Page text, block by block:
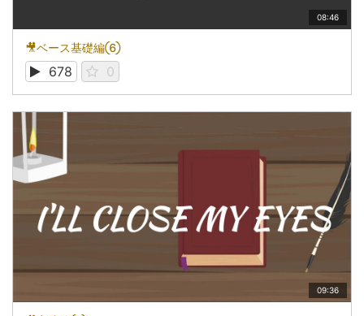
08:46
🎥ベース基礎編⑥
678 0
09:36